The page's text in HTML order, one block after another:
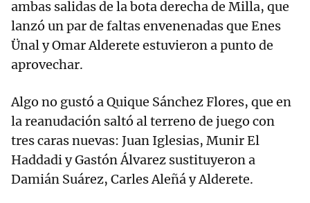
ambas salidas de la bota derecha de Milla, que
lanzó un par de faltas envenenadas que Enes
Ünal y Omar Alderete estuvieron a punto de
aprovechar.
Algo no gustó a Quique Sánchez Flores, que en
la reanudación saltó al terreno de juego con
tres caras nuevas: Juan Iglesias, Munir El
Haddadi y Gastón Álvarez sustituyeron a
Damián Suárez, Carles Aleñá y Alderete.